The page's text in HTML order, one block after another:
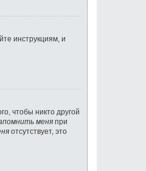
инструкциям, и
чтобы никто другой
меня при
отсутствует, это